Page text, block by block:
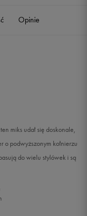
Opinie
miks udał się doskonale,
o podwyższonym kołnierzu
do wielu stylówek i są